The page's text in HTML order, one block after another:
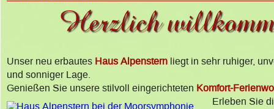
Herzlich
Unser neu erbautesHaus Alpensternliegt in sehr ruhiger,
und sonniger Lage.
Genießen Sie unsere stilvoll eingerichteten Komfort-
Erleben Sie